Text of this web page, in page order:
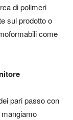
di polimeri
sul prodotto o
come
pari passo con
mangiamo